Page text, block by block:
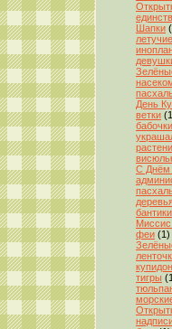
Шапки
День
ветки
бабочки
С Днём
бантики
феи (1)
тигры